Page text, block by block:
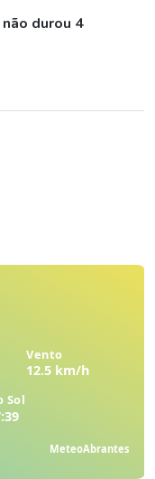
durou 4
Vento
12.5 km/h
Sol
MeteoAbrantes